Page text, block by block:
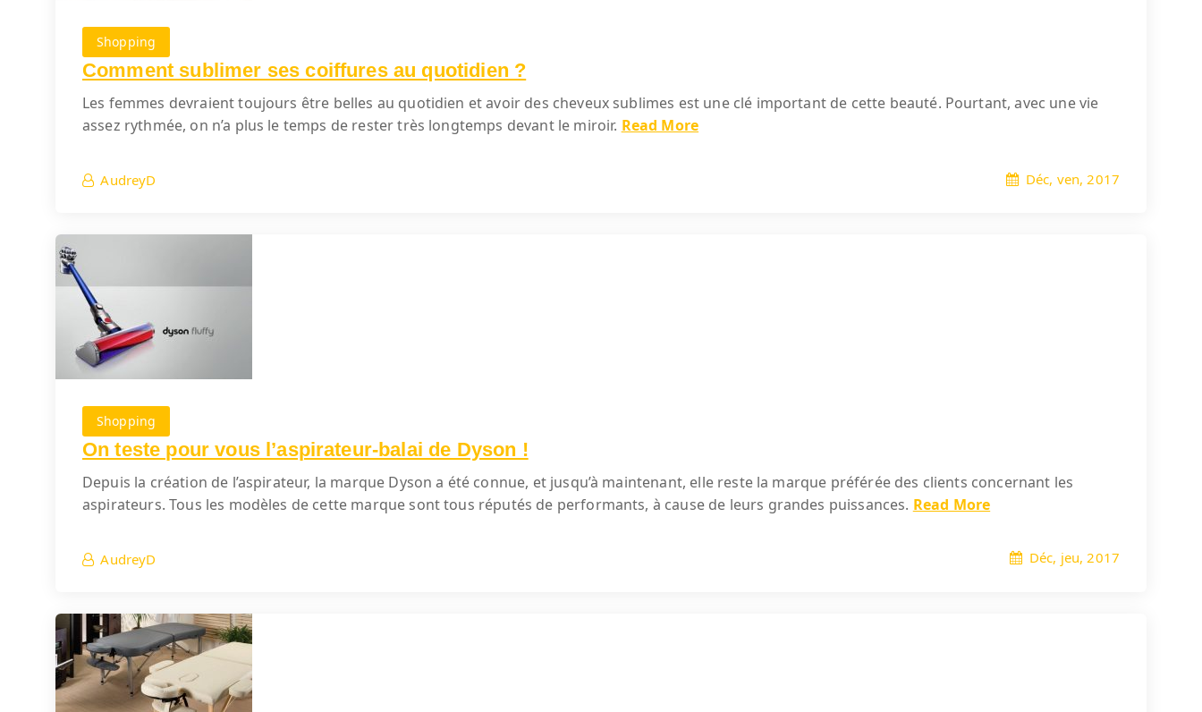
Shopping
Comment sublimer ses coiffures au quotidien ?
Les femmes devraient toujours être belles au quotidien et avoir des cheveux sublimes est une clé important de cette beauté. Pourtant, avec une vie
assez rythmée, on n’a plus le temps de rester très longtemps devant le miroir. Read More
AudreyD Déc, ven, 2017
Shopping
On teste pour vous l’aspirateur-balai de Dyson !
Depuis la création de l’aspirateur, la marque Dyson a été connue, et jusqu’à maintenant, elle reste la marque préférée des clients concernant les
aspirateurs. Tous les modèles de cette marque sont tous réputés de performants, à cause de leurs grandes puissances. Read More
AudreyD Déc, jeu, 2017